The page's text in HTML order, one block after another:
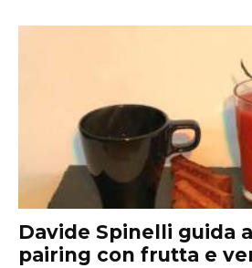
Davide Spinelli guida
pairing con frutta e